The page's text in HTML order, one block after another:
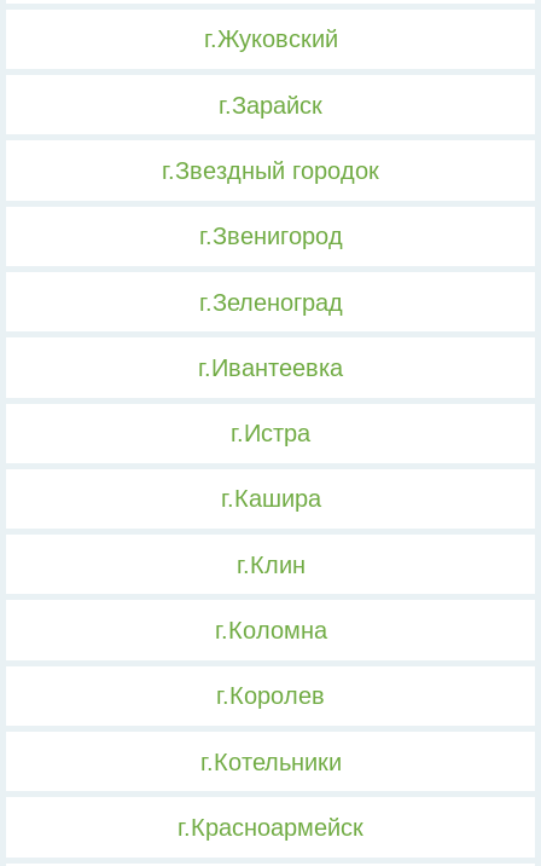
г.Жуковский
г.Зарайск
г.Звездный городок
г.Звенигород
г.Зеленоград
г.Ивантеевка
г.Истра
г.Кашира
г.Клин
г.Коломна
г.Королев
г.Котельники
г.Красноармейск